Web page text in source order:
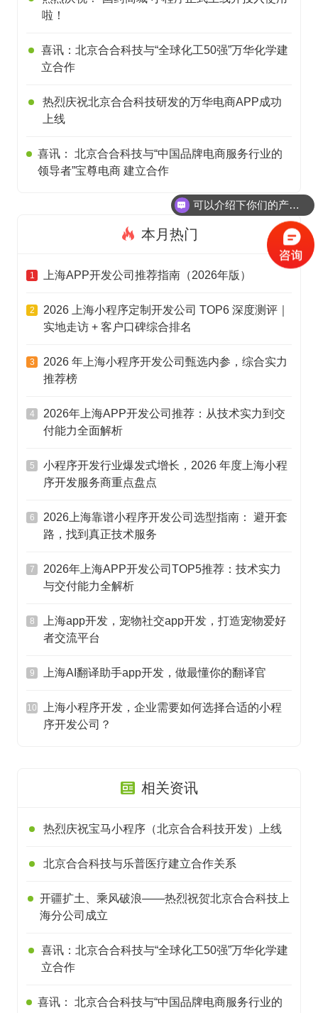
啦！
喜讯：北京合合科技与“全球化工50强”万华化学建
立合作
热烈庆祝北京合合科技研发的万华电商APP成功
上线
喜讯： 北京合合科技与“中国品牌电商服务行业的
领导者”宝尊电商 建立合作
本月热门
1 上海APP开发公司推荐指南（2026年版）
2
2026 上海小程序定制开发公司 TOP6 深度测评｜
实地走访 + 客户口碑综合排名
3
2026 年上海小程序开发公司甄选内参，综合实力
推荐榜
4
2026年上海APP开发公司推荐：从技术实力到交
付能力全面解析
5
小程序开发行业爆发式增长，2026 年度上海小程
序开发服务商重点盘点
6
2026上海靠谱小程序开发公司选型指南： 避开套
路，找到真正技术服务
7
2026年上海APP开发公司TOP5推荐：技术实力
与交付能力全解析
8
上海app开发，宠物社交app开发，打造宠物爱好
者交流平台
9 上海AI翻译助手app开发，做最懂你的翻译官
10
上海小程序开发，企业需要如何选择合适的小程
序开发公司？
相关资讯
热烈庆祝宝马小程序（北京合合科技开发）上线
北京合合科技与乐普医疗建立合作关系
开疆扩土、乘风破浪——热烈祝贺北京合合科技上
海分公司成立
喜讯：北京合合科技与“全球化工50强”万华化学建
立合作
喜讯： 北京合合科技与“中国品牌电商服务行业的
可以介绍下你们的产品么